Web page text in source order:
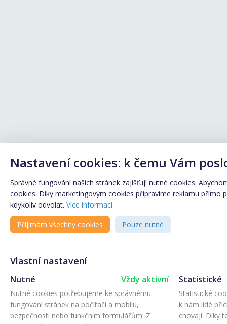
Nastavení cookies: k čemu Vám
Správné fungování našich stránek zajišťují nutné cookies.
cookies. Díky marketingovým cookies připravíme reklamu přímo
kdykoliv odvolat. Více informací
Přijímám všechny cookies Pouze nutné
Vlastní nastavení
Nutné Vždy aktivní
Nutné cookies potřebujeme ke správnému
fungování stránek na počítači a mobilu,
bezpečnosti nebo funkčním formulářům. Z
Statistické
Statistické
k nám lidé
chovají. Díky